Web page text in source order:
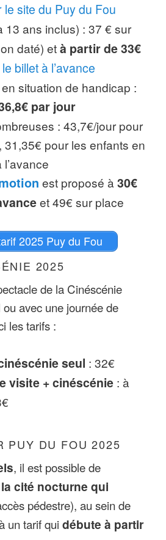
le site du Puy du Fou
13 ans inclus) : 37 € sur
daté) età partir de 33€
billet à l’avance
situation de handicap :
par jour
: 43,7€/jour pour
31,35€ pour les enfants en
est proposé à 30€
et 49€ sur place
2025 Puy du Fou
2025
de la Cinéscénie
avec une journée de
les tarifs :
seul : 32€
visite + cinéscénie: à
PUY DU FOU 2025
, il est possible de
cité nocturne qui
pédestre), au sein de
un tarif quidébute à partir